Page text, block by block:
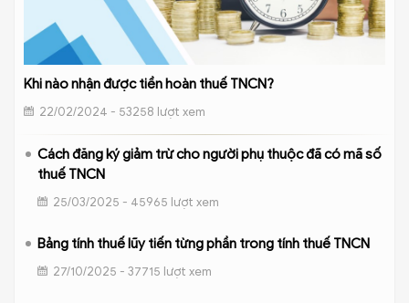
Khi nào nhận được tiền hoàn thuế TNCN?
22/02/2024 - 53258 lượt xem
Cách đăng ký giảm trừ cho người phụ thuộc đã có mã số
thuế TNCN
25/03/2025 - 45965 lượt xem
Bảng tính thuế lũy tiến từng phần trong tính thuế TNCN
27/10/2025 - 37715 lượt xem